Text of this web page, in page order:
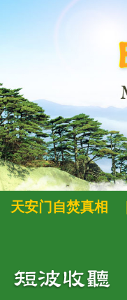
天安门自焚真相